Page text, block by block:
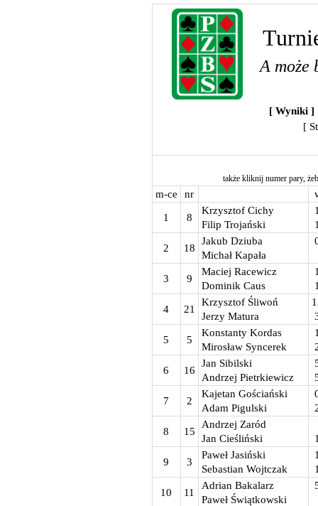
A może
[ Wyniki ]
[
także kliknij numer pary,
m-ce nr
1 8
Krzysztof Cichy
Filip Trojański
2 18
Jakub Dziuba
Michał Kapała
3 9
Maciej Racewicz
Dominik Caus
4 21
Krzysztof Śliwoń
Jerzy Matura
5 5
Konstanty Kordas
Mirosław Syncerek
6 16
Jan Sibilski
Andrzej Pietrkiewicz
7 2
Kajetan Gościański
Adam Pigulski
8 15
Andrzej Zaród
Jan Cieśliński
9 3
Paweł Jasiński
Sebastian Wojtczak
10 11
Adrian Bakalarz
Paweł Świątkowski